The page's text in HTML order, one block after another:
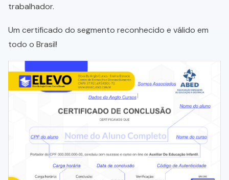
trabalhador.
Um certificado do segmento reconhecido e válido em
todo o Brasil!